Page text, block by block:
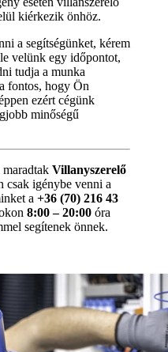
kiérkezik önhöz.
a segítségünket, kérem
velünk egy időpontot,
tudja a munka
fontos, hogy Ön
ezért cégünk
minőségű
Villanyszerelő
csak igénybe venni a
a +36 (70) 216 43
8:00 – 20:00 óra
segítenek önnek.